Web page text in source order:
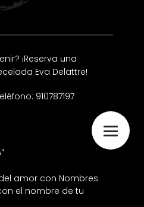
¡Reserva una
Eva Delattre!
910787197
amor con Nombres
el nombre de tu